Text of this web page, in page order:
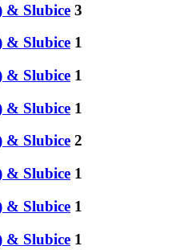
& Slubice 3
& Slubice 1
& Slubice 1
& Slubice 1
& Slubice 2
& Slubice 1
& Slubice 1
& Slubice 1